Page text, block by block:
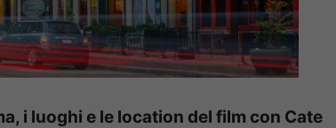
i luoghi e le location del film con Cate